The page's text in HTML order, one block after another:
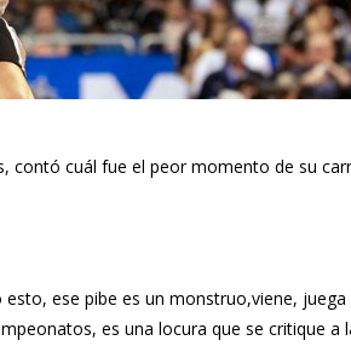
contó cuál fue el peor momento de su
ese pibe es un monstruo,viene, juega
es una locura que se critique a